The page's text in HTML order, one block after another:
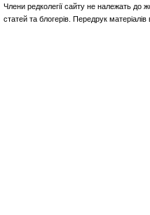
Члени редколегії сайту не належать до
статей та блогерів. Передрук